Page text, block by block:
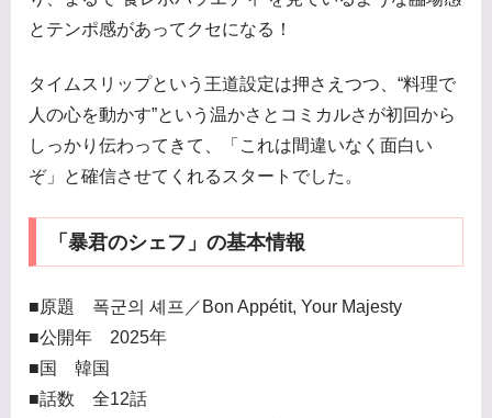
とテンポ感があってクセになる！
タイムスリップという王道設定は押さえつつ、“料理で
人の心を動かす”という温かさとコミカルさが初回から
しっかり伝わってきて、「これは間違いなく面白い
ぞ」と確信させてくれるスタートでした。
「暴君のシェフ」の基本情報
■原題 폭군의 셰프／Bon Appétit, Your Majesty
■公開年 2025年
■国 韓国
■話数 全12話